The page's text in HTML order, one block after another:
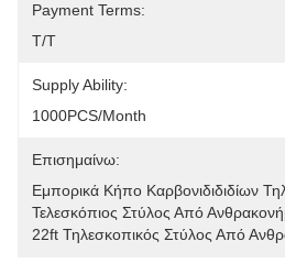
Payment Terms:
T/T
Supply Ability:
1000PCS/Month
Επισημαίνω:
Εμπορικά Κήπο Καρβονιδιδιδίων
Τελεσκόπιος Στύλος Από
22ft Τηλεσκοπικός Στύλος Από